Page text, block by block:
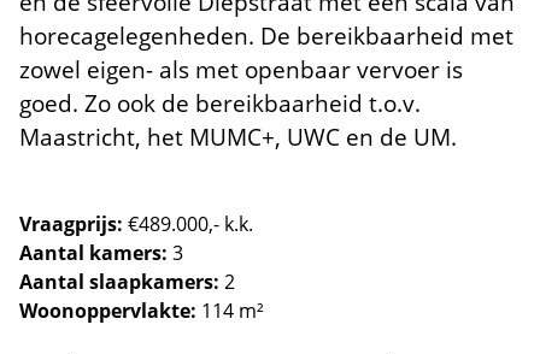
horecagelegenheden. De bereikbaarheid met
zowel eigen- als met openbaar vervoer is
goed. Zo ook de bereikbaarheid t.o.v.
Maastricht, het MUMC+, UWC en de UM.
Vraagprijs: €489.000,- k.k.
Aantal kamers: 3
Aantal slaapkamers: 2
Woonoppervlakte: 114 m²